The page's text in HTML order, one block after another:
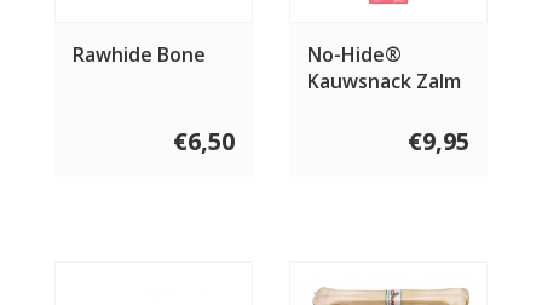
Rawhide Bone
€6,50
No-Hide®
Kauwsnack Zalm
€9,95